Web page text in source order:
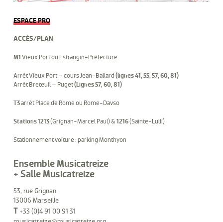
ESPACE PRO
ACCÈS/PLAN
M1 Vieux Port ou Estrangin-Préfecture
Arrêt Vieux Port – cours Jean-Ballard (lignes 41, 55, 57, 60, 81)
Arrêt Breteuil – Puget(Lignes 57, 60, 81)
T3arrêt Place de Rome ou Rome-Davso
Stations 1213(Grignan-Marcel Paul) & 1216(Sainte-Lulli)
Stationnement voiture : parking Monthyon
Ensemble Musicatreize
+ Salle Musicatreize
53, rue Grignan
13006 Marseille
T+33 (0)4 91 00 91 31